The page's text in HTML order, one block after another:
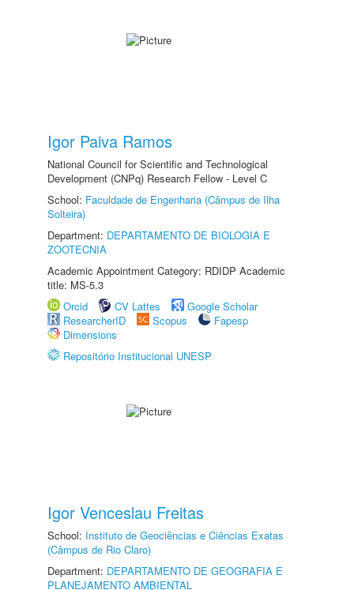
Igor Paiva Ramos
National Council for Scientific and Technological
Development (CNPq) Research Fellow - Level C
School: Faculdade de Engenharia (Câmpus de Ilha
Solteira)
Department: DEPARTAMENTO DE BIOLOGIA E
ZOOTECNIA
Academic Appointment Category: RDIDP Academic
title: MS-5.3
Orcid
CV Lattes
Google Scholar
ResearcherID
Scopus
Fapesp
Dimensions
Repositório Institucional UNESP
Igor Venceslau Freitas
School: Instituto de Geociências e Ciências Exatas
(Câmpus de Rio Claro)
Department: DEPARTAMENTO DE GEOGRAFIA E
PLANEJAMENTO AMBIENTAL